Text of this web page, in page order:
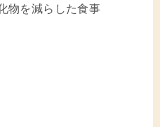
物を減らした食事